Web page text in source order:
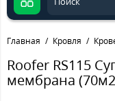
Главная Кровля
Roofer RS115
мембрана